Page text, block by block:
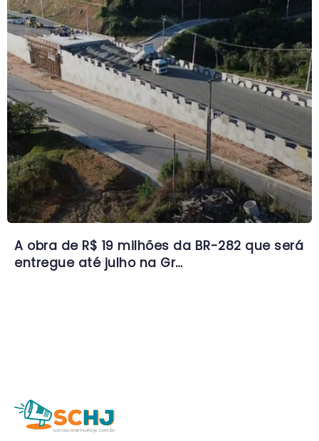
A obra de R$ 19 milhões da BR-282 que será
entregue até julho na Gr…